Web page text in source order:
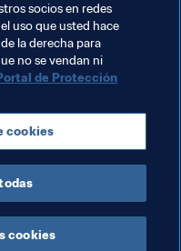
FIFA
derechos.
socios en redes
uso que usted hace
la derecha para
no se vendan ni
de Protección
cookies
cookies